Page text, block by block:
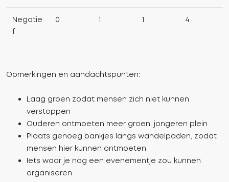
Negatie
f
0 1 1 4
Opmerkingen en aandachtspunten:
Laag groen zodat mensen zich niet kunnen
verstoppen
Ouderen ontmoeten meer groen, jongeren plein
Plaats genoeg bankjes langs wandelpaden, zodat
mensen hier kunnen ontmoeten
Iets waar je nog een evenementje zou kunnen
organiseren